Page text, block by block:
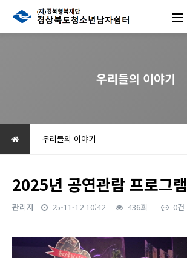
우리들의 이야기
우리들의 이야기
2025년 공연관람 프로그램
관리자 25-11-12 10:42 436회 0건
본문